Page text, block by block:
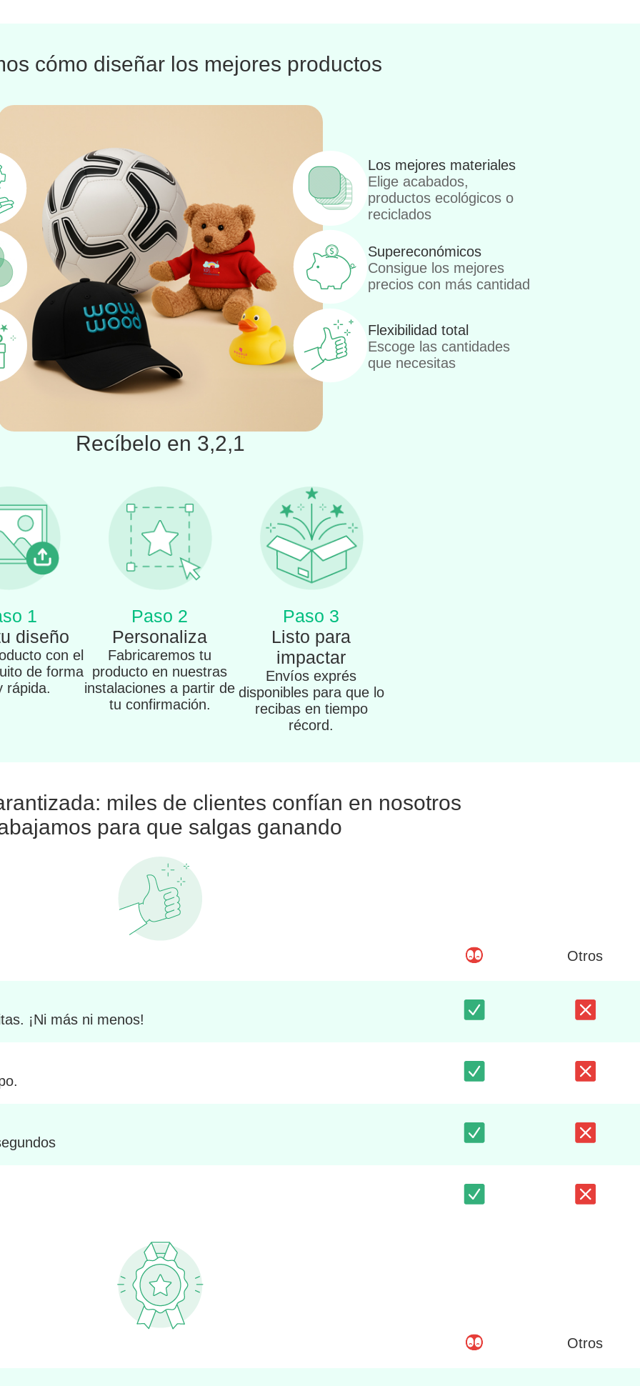
cómo diseñar los mejores productos
Los mejores materiales
Elige acabados,
productos ecológicos o
reciclados
Supereconómicos
Consigue los mejores
precios con más cantidad
Flexibilidad total
Escoge las cantidades
que necesitas
Recíbelo en 3,2,1
1
diseño
con el
de forma
rápida.
Paso 2
Personaliza
Fabricaremos tu
producto en nuestras
instalaciones a partir de
tu confirmación.
Paso 3
Listo para
impactar
Envíos exprés
disponibles para que lo
recibas en tiempo
récord.
miles de clientes confían en nosotros
para que salgas ganando
Otros
¡Ni más ni menos!
Otros